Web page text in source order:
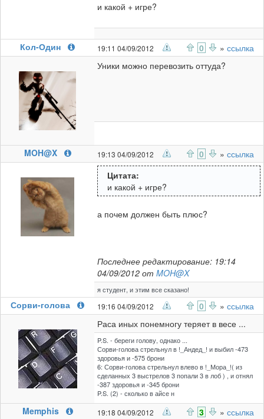
и какой + игре?
Кол-Один 19:11 04/09/2012 0 » ссылка
Уники можно перевозить оттуда?
MOH@X 19:13 04/09/2012 0 » ссылка
Цитата:
и какой + игре?
а почем должен быть плюс?
Последнее редактирование: 19:14
04/09/2012 от MOH@X
я студент, и этим все сказано!
Сорви-голова 19:16 04/09/2012 0 » ссылка
Раса иных понемногу теряет в весе ...
P.S. - береги голову, однако ...
Сорви-голова стрельнул в !_Андед_! и выбил -473
здоровья и -575 брони
6: Сорви-голова стрельнул влево в !_Мора_!( из
сделанных 3 выстрелов 3 попали 3 в лоб ) , и отнял
-387 здоровья и -345 брони
P.S. (2) - сколько в айсе н
Memphis 19:18 04/09/2012 3 » ссылка